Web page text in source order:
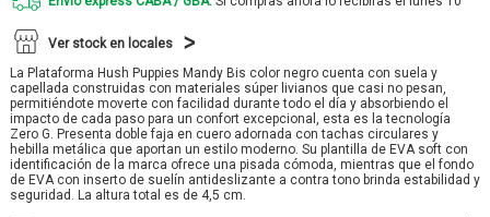
Ver stock en locales
La Plataforma Hush Puppies Mandy Bis color negro cuenta con suela y
capellada construidas con materiales súper livianos que casi no pesan,
permitiéndote moverte con facilidad durante todo el día y absorbiendo el
impacto de cada paso para un confort excepcional, esta es la tecnología
Zero G. Presenta doble faja en cuero adornada con tachas circulares y
hebilla metálica que aportan un estilo moderno. Su plantilla de EVA soft con
identificación de la marca ofrece una pisada cómoda, mientras que el fondo
de EVA con inserto de suelín antideslizante a contra tono brinda estabilidad y
seguridad. La altura total es de 4,5 cm.